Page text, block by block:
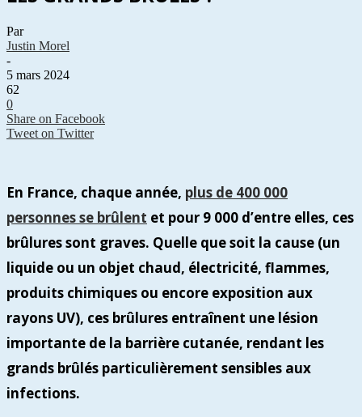
Par
Justin Morel
-
5 mars 2024
62
0
Share on Facebook
Tweet on Twitter
En France, chaque année, plus de 400 000
personnes se brûlent et pour 9 000 d’entre elles, ces
brûlures sont graves. Quelle que soit la cause (un
liquide ou un objet chaud, électricité, flammes,
produits chimiques ou encore exposition aux
rayons UV), ces brûlures entraînent une lésion
importante de la barrière cutanée, rendant les
grands brûlés particulièrement sensibles aux
infections.